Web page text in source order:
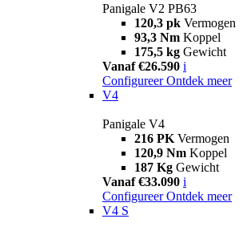
Panigale V2 PB63
120,3 pk Vermogen
93,3 Nm Koppel
175,5 kg Gewicht
Vanaf €26.590 i
Configureer Ontdek meer
V4
Panigale V4
216 PK Vermogen
120,9 Nm Koppel
187 Kg Gewicht
Vanaf €33.090 i
Configureer Ontdek meer
V4 S